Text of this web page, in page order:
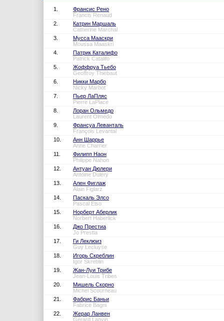
1.
Франсис Рено
Francis Renaud
2.
Катрин Маршаль
Catherine Marchal
3.
Мусса Мааскри
Moussa Maaskri
4.
Патрик Каталифо
Patrick Catalifo
5.
Жоффруа Тьебо
Geoffroy Thiébaut
6.
Никки Марбо
Nicky Marbot
7.
Пьер ЛаПляс
Pierre LaPlace
8.
Лоран Ольмедо
Laurent Olmédo
9.
Франсуа Леванталь
François Levantal
10.
Анн Шаррье
Anne Charrier
11.
Филипп Наон
Philippe Nahon
12.
Антуан Дюлери
Antoine Duléry
13.
Ален Фиглаж
Alain Figlarz
14.
Паскаль Элсо
Pascal Elso
15.
Норберт Аберлик
Norbert Haberlick
16.
Джо Престиа
Jo Prestia
17.
Ги Леклюиз
Guy Lecluyse
18.
Игорь Скреблин
Igor Skreblin
19.
Жан-Луи Трибе
Jean-Louis Tribes
20.
Мишель Скорно
Michel Scourneau
21.
Фабрис Баньи
Fabrice Bagni
22.
Жерар Ланвен
Gérard Lanvin